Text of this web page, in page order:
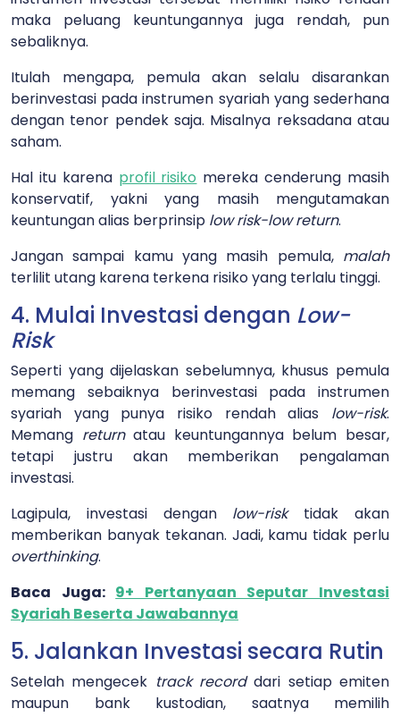
maka peluang keuntungannya juga rendah, pun
sebaliknya.
Itulah mengapa, pemula akan selalu disarankan
berinvestasi pada instrumen syariah yang sederhana
dengan tenor pendek saja. Misalnya reksadana atau
saham.
Hal itu karena profil risiko mereka cenderung masih
konservatif, yakni yang masih mengutamakan
keuntungan alias berprinsip low risk-low return.
Jangan sampai kamu yang masih pemula, malah
terlilit utang karena terkena risiko yang terlalu tinggi.
4. Mulai Investasi dengan Low-
Risk
Seperti yang dijelaskan sebelumnya, khusus pemula
memang sebaiknya berinvestasi pada instrumen
syariah yang punya risiko rendah alias low-risk.
Memang returnatau keuntungannya belum besar,
tetapi justru akan memberikan pengalaman
investasi.
Lagipula, investasi dengan low-risk tidak akan
memberikan banyak tekanan. Jadi, kamu tidak perlu
overthinking.
Baca Juga: 9+ Pertanyaan Seputar Investasi
Syariah Beserta Jawabannya
5. Jalankan Investasi secara Rutin
Setelah mengecek track recorddari setiap emiten
maupun bank kustodian, saatnya memilih